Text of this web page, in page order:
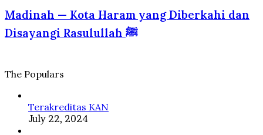
Psikologi
dan
Islam
Sumatera
ke
Tanah
Kota
Haram
yang
Disayangi
Madinah — Kota Haram yang Diberkahi dan
Disayangi Rasulullah ﷺ
The Populars
Terakreditas KAN
July 22, 2024